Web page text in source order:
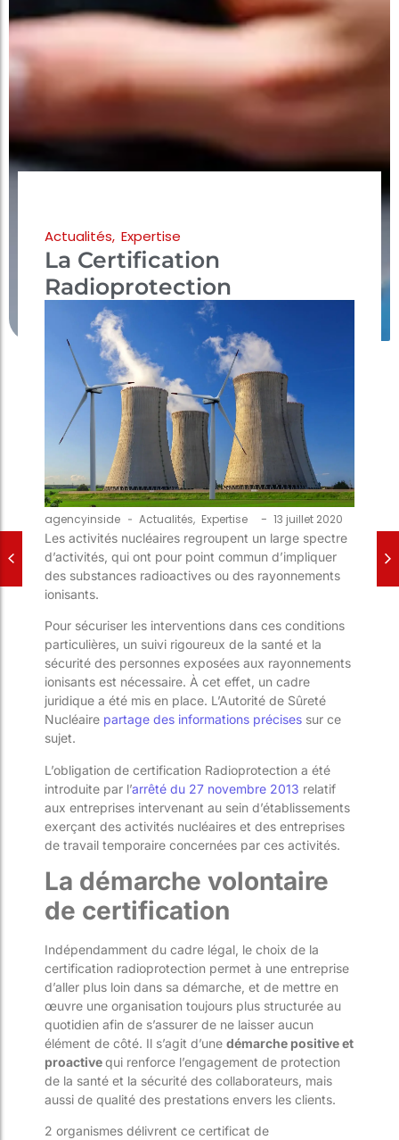
Actualités, Expertise
La Certification
Radioprotection
agencyinside - Actualités, Expertise - 13 juillet 2020
Les activités nucléaires regroupent un large spectre
d’activités, qui ont pour point commun d’impliquer
des substances radioactives ou des rayonnements
ionisants.
Pour sécuriser les interventions dans ces conditions
particulières, un suivi rigoureux de la santé et la
sécurité des personnes exposées aux rayonnements
ionisants est nécessaire. À cet effet, un cadre
juridique a été mis en place. L’Autorité de Sûreté
Nucléaire partage des informations précises sur ce
sujet.
L’obligation de certification Radioprotection a été
introduite par l’arrêté du 27 novembre 2013 relatif
aux entreprises intervenant au sein d’établissements
exerçant des activités nucléaires et des entreprises
de travail temporaire concernées par ces activités.
La démarche volontaire
de certification
Indépendamment du cadre légal, le choix de la
certification radioprotection permet à une entreprise
d’aller plus loin dans sa démarche, et de mettre en
œuvre une organisation toujours plus structurée au
quotidien afin de s’assurer de ne laisser aucun
élément de côté. Il s’agit d’une démarche positive et
proactivequi renforce l’engagement de protection
de la santé et la sécurité des collaborateurs, mais
aussi de qualité des prestations envers les clients.
2 organismes délivrent ce certificat de